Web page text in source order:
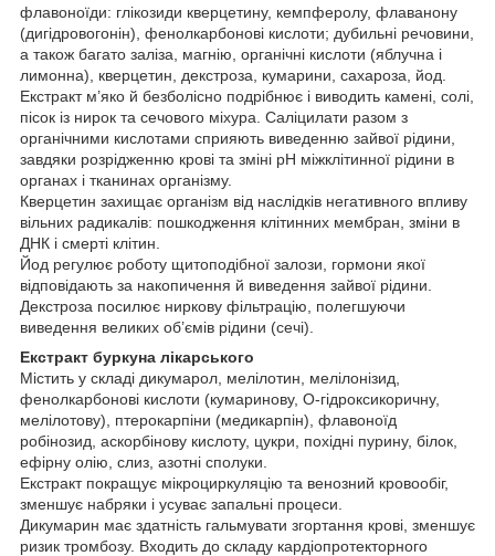
флавоноїди: глікозиди кверцетину, кемпферолу, флаванону
(дигідровогонін), фенолкарбонові кислоти; дубильні речовини,
а також багато заліза, магнію, органічні кислоти (яблучна і
лимонна), кверцетин, декстроза, кумарини, сахароза, йод.
Екстракт м’яко й безболісно подрібнює і виводить камені, солі,
пісок із нирок та сечового міхура. Саліцилати разом з
органічними кислотами сприяють виведенню зайвої рідини,
завдяки розрідженню крові та зміні рН міжклітинної рідини в
органах і тканинах організму.
Кверцетин захищає організм від наслідків негативного впливу
вільних радикалів: пошкодження клітинних мембран, зміни в
ДНК і смерті клітин.
Йод регулює роботу щитоподібної залози, гормони якої
відповідають за накопичення й виведення зайвої рідини.
Декстроза посилює ниркову фільтрацію, полегшуючи
виведення великих об’ємів рідини (сечі).
Екстракт буркуна лікарського
Містить у складі дикумарол, мелілотин, мелілонізид,
фенолкарбонові кислоти (кумаринову, О-гідроксикоричну,
мелілотову), птерокарпіни (медикарпін), флавоноїд
робінозид, аскорбінову кислоту, цукри, похідні пурину, білок,
ефірну олію, слиз, азотні сполуки.
Екстракт покращує мікроциркуляцію та венозний кровообіг,
зменшує набряки і усуває запальні процеси.
Дикумарин має здатність гальмувати згортання крові, зменшує
ризик тромбозу. Входить до складу кардіопротекторного